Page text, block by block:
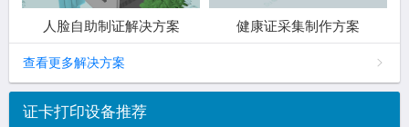
人脸自助制证解决方案 健康证采集制作方案
查看更多解决方案
证卡打印设备推荐